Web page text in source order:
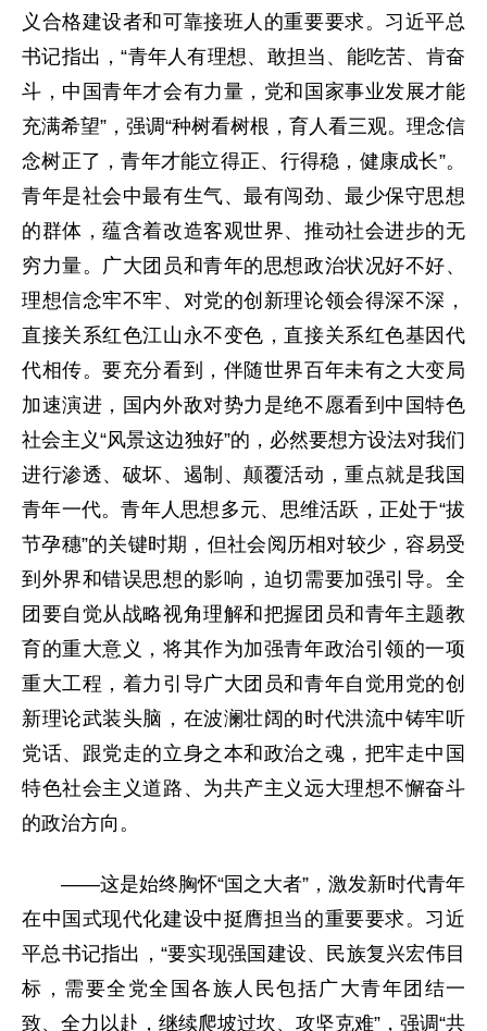
义合格建设者和可靠接班人的重要要求。习近平总
书记指出，“青年人有理想、敢担当、能吃苦、肯奋
斗，中国青年才会有力量，党和国家事业发展才能
充满希望”，强调“种树看树根，育人看三观。理念信
念树正了，青年才能立得正、行得稳，健康成长”。
青年是社会中最有生气、最有闯劲、最少保守思想
的群体，蕴含着改造客观世界、推动社会进步的无
穷力量。广大团员和青年的思想政治状况好不好、
理想信念牢不牢、对党的创新理论领会得深不深，
直接关系红色江山永不变色，直接关系红色基因代
代相传。要充分看到，伴随世界百年未有之大变局
加速演进，国内外敌对势力是绝不愿看到中国特色
社会主义“风景这边独好”的，必然要想方设法对我们
进行渗透、破坏、遏制、颠覆活动，重点就是我国
青年一代。青年人思想多元、思维活跃，正处于“拔
节孕穗”的关键时期，但社会阅历相对较少，容易受
到外界和错误思想的影响，迫切需要加强引导。全
团要自觉从战略视角理解和把握团员和青年主题教
育的重大意义，将其作为加强青年政治引领的一项
重大工程，着力引导广大团员和青年自觉用党的创
新理论武装头脑，在波澜壮阔的时代洪流中铸牢听
党话、跟党走的立身之本和政治之魂，把牢走中国
特色社会主义道路、为共产主义远大理想不懈奋斗
的政治方向。
——这是始终胸怀“国之大者”，激发新时代青年
在中国式现代化建设中挺膺担当的重要要求。习近
平总书记指出，“要实现强国建设、民族复兴宏伟目
标，需要全党全国各族人民包括广大青年团结一
致、全力以赴，继续爬坡过坎、攻坚克难”，强调“共